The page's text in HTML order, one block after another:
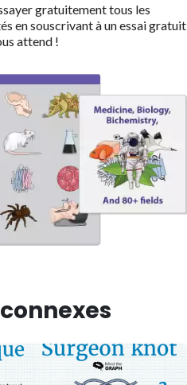
gratuitement tous les
en souscrivant à un essai gratuit
attend !